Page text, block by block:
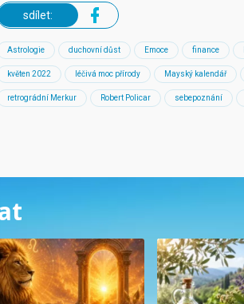
sdílet:
Astrologie duchovní důst Emoce finance
květen 2022 léčivá moc přírody Mayský kalendář
retrográdní Merkur Robert Policar sebepoznání